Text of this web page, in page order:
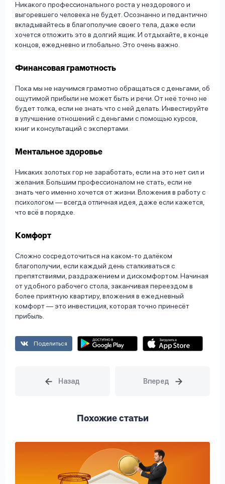
Никакого профессионального роста у нездорового и
выгоревшего человека не будет. Осознанно и педантично
вкладывайтесь в благополучие своего тела, даже если
хочется отложить это в долгий ящик. И отдыхайте, в конце
концов, ежедневно и глобально. Это очень важно.
Финансовая грамотность
Пока мы не научимся грамотно обращаться с деньгами, об
ощутимой прибыли не может быть и речи. От неё точно не
будет толка, если не знать что с ней делать. Инвестируйте
в улучшение отношений с деньгами с помощью курсов,
книг и консультаций с экспертами.
Ментальное здоровье
Никаких золотых гор не заработать, если на это нет сил и
желания. Большим профессионалом не стать, если не
знать чего именно хочется от жизни. Вложения в работу с
психологом — всегда отличная идея, даже если кажется,
что всё в порядке.
Комфорт
Сложно сосредоточиться на каком-то далёком
благополучии, если каждый день сталкиваться с
препятствиями, раздражением и дискомфортом. Начиная
от удобного рабочего стола, заканчивая переездом в
более приятную квартиру, вложения в ежедневный
комфорт — это инвестиция, которая точно принесёт
прибыль.
Поделиться
Похожие статьи